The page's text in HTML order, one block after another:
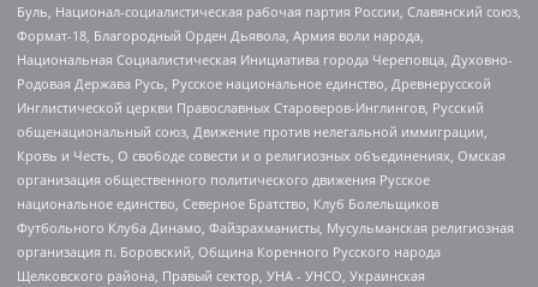
Буль, Национал-социалистическая рабочая партия России, Славянский союз,
Формат-18, Благородный Орден Дьявола, Армия воли народа,
Национальная Социалистическая Инициатива города Череповца, Духовно-
Родовая Держава Русь, Русское национальное единство, Древнерусской
Инглистической церкви Православных Староверов-Инглингов, Русский
общенациональный союз, Движение против нелегальной иммиграции,
Кровь и Честь, О свободе совести и о религиозных объединениях, Омская
организация общественного политического движения Русское
национальное единство, Северное Братство, Клуб Болельщиков
Футбольного Клуба Динамо, Файзрахманисты, Мусульманская религиозная
организация п. Боровский, Община Коренного Русского народа
Щелковского района, Правый сектор, УНА - УНСО, Украинская